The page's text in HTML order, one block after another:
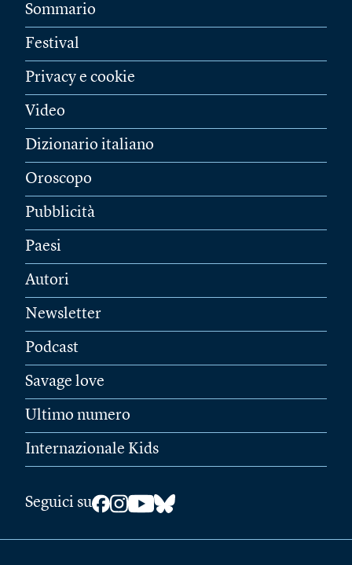
Sommario
Festival
Privacy e cookie
Video
Dizionario italiano
Oroscopo
Pubblicità
Paesi
Autori
Newsletter
Podcast
Savage love
Ultimo numero
Internazionale Kids
Seguici su